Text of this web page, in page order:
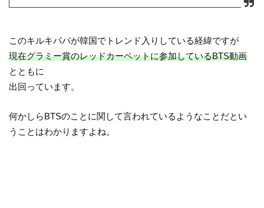
このキルキパパが韓国でトレンド入りしている経緯ですが
現在グラミー賞のレッドカーペットに参加しているBTS動画
とともに
出回っています。
何かしらBTSのことに関して言われているようなことだとい
うことはわかりますよね。